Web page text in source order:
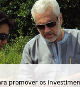
promover os